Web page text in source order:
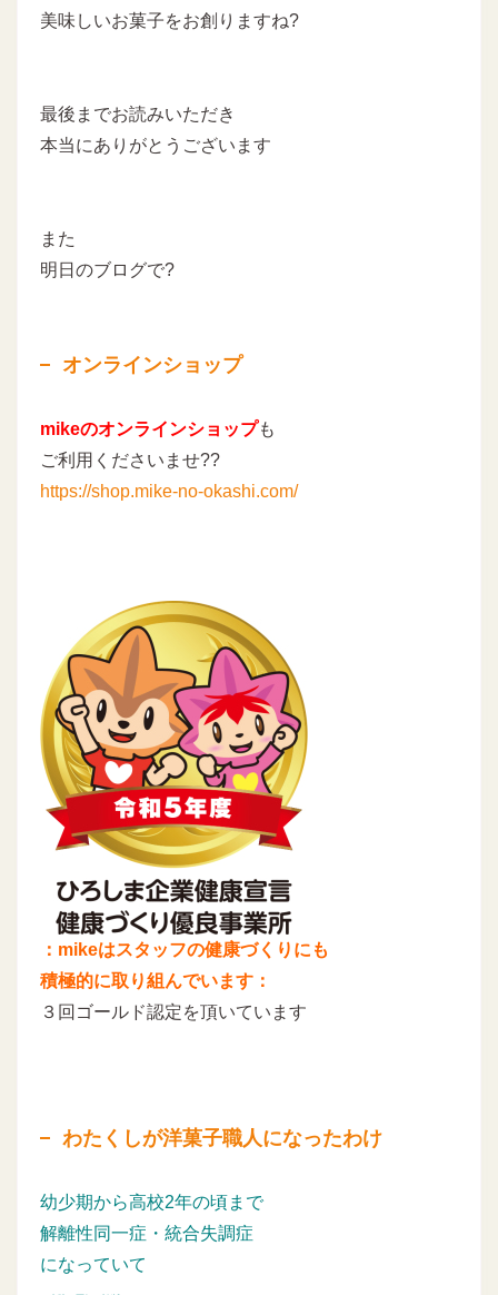
美味しいお菓子をお創りますね?
最後までお読みいただき
本当にありがとうございます
また
明日のブログで?
オンラインショップ
mikeのオンラインショップも
ご利用くださいませ??
https://shop.mike-no-okashi.com/
：mikeはスタッフの健康づくりにも
積極的に取り組んでいます：
３回ゴールド認定を頂いています
わたくしが洋菓子職人になったわけ
幼少期から高校2年の頃まで
解離性同一症・統合失調症
になっていて